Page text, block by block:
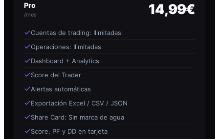
Pro
/mes 14,99€
Cuentas de trading: Ilimitadas
Operaciones: Ilimitadas
Dashboard + Analytics
Score del Trader
Alertas automáticas
Exportación Excel / CSV / JSON
Share Card: Sin marca de agua
Score, PF y DD en tarjeta